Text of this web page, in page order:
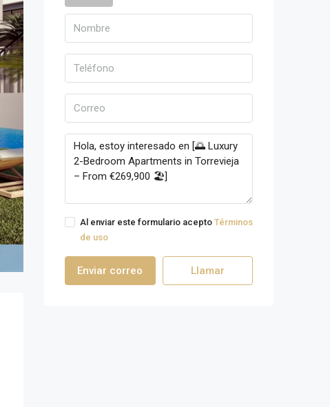
Al enviar este formulario acepto Términos
de uso
Enviar correo Llamar